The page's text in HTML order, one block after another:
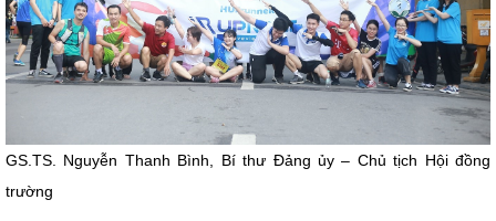
GS.TS. Nguyễn Thanh Bình, Bí thư Đảng ủy – Chủ tịch Hội đồng
trường